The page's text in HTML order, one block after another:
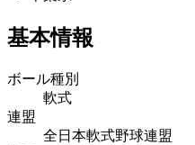
基本情報
ボール種別
軟式
連盟
全日本軟式野球連盟